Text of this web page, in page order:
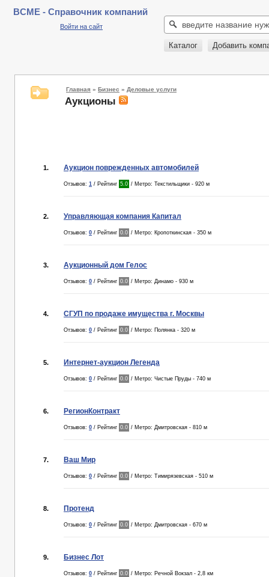
BCME - Справочник компаний
Войти на сайт
Каталог Добавить
Главная » Бизнес » Деловые услуги
Аукционы
1. Аукцион поврежденных автомобилей
Отзывов: 1 / Рейтинг 5.0 / Метро: Текстильщики - 920 м
2. Управляющая компания Капитал
Отзывов: 0 / Рейтинг 0.0 / Метро: Кропоткинская - 350 м
3. Аукционный дом Гелос
Отзывов: 0 / Рейтинг 0.0 / Метро: Динамо - 930 м
4. СГУП по продаже имущества г. Москвы
Отзывов: 0 / Рейтинг 0.0 / Метро: Полянка - 320 м
5. Интернет-аукцион Легенда
Отзывов: 0 / Рейтинг 0.0 / Метро: Чистые Пруды - 740 м
6. РегионКонтракт
Отзывов: 0 / Рейтинг 0.0 / Метро: Дмитровская - 810 м
7. Ваш Мир
Отзывов: 0 / Рейтинг 0.0 / Метро: Тимирязевская - 510 м
8. Протенд
Отзывов: 0 / Рейтинг 0.0 / Метро: Дмитровская - 670 м
9. Бизнес Лот
Отзывов: 0 / Рейтинг 0.0 / Метро: Речной Вокзал - 2,8 км